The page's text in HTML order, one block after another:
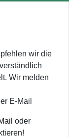
wir die
Wir melden
E-Mail
oder